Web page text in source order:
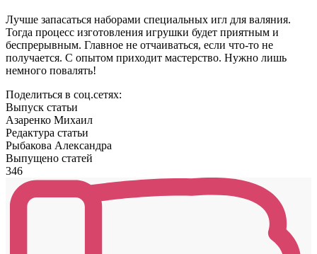
Лучше запасаться наборами специальных игл для валяния.
Тогда процесс изготовления игрушки будет приятным и
беспрерывным. Главное не отчаиваться, если что-то не
получается. С опытом приходит мастерство. Нужно лишь
немного повалять!
Поделиться в соц.сетях:
Выпуск статьи
Азаренко Михаил
Редактура статьи
Рыбакова Александра
Выпущено статей
346